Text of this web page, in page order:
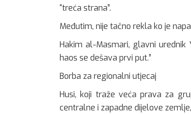
“treća strana”.
Međutim, nije tačno rekla ko je
Hakim al-Masmari, glavni urednik
haos se dešava prvi put.”
Borba za regionalni utjecaj
Husi, koji traže veća prava za
centralne i zapadne dijelove